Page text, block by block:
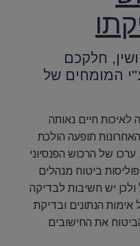
חלקכם
המומחים של
לאיכות חיים נאותה
תופעה הולכת
של הרכוש הפנסיוני
ביטוח מנהלים
ולכן יש חשיבות לבדיקה
הנתונים ובדיקת
את החישובים